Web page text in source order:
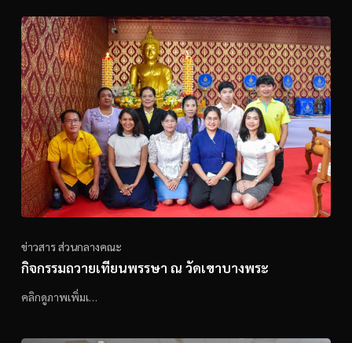
ข่าวสาร ส่วนกลางคณะ
กิจกรรมถวายเทียนพรรษา ณ วัดเขาบางพระ
คลิกดูภาพเพิ่มเ…